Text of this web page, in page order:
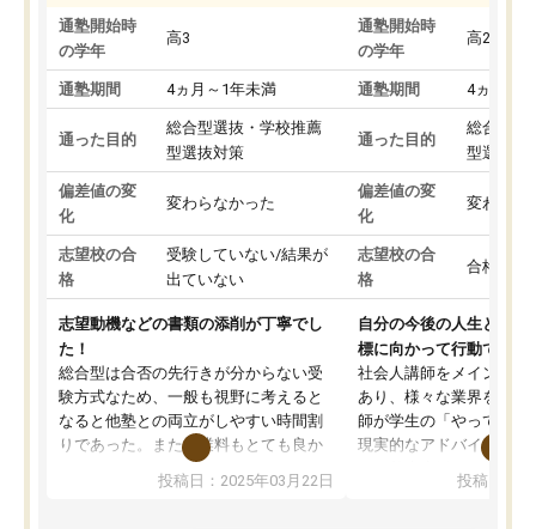
通塾開始時
の学年
高3
通塾期間 4ヵ月～1年未満
通った目的
総合型選抜・学校推薦
型選抜対策
偏差値の変
化
変わらなかった
志望校の合
格
受験していない/結果が
出ていない
志望動機などの書類の添削が丁寧でし
た！
総合型は合否の先行きが分からない受
験方式なため、一般も視野に考えると
なると他塾との両立がしやすい時間割
りであった。また授業料もとても良か
総合型の多くの塾は大学生が見ること
投稿日：2025年03月22日
通塾開始時
の学年
高2
通塾期間 4ヵ月～1
通った目的
総合型選
型選抜対
偏差値の変
化
変わらな
志望校の合
格
合格した
自分の今後の人生と真剣
標に向かって行動できる
社会人講師をメインとし
あり、様々な業界を経験
師が学生の「やってみた
現実的なアドバイスを行
分野について学生知識
投稿日：